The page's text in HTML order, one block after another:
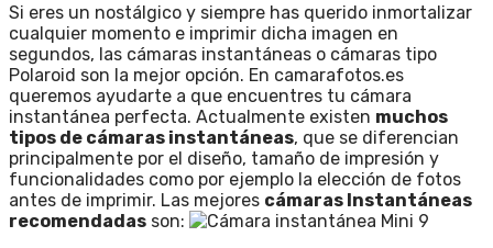
Si eres un nostálgico y siempre has querido inmortalizar
cualquier momento e imprimir dicha imagen en
segundos, las cámaras instantáneas o cámaras tipo
Polaroid son la mejor opción. En camarafotos.es
queremos ayudarte a que encuentres tu cámara
instantánea perfecta. Actualmente existen muchos
tipos de cámaras instantáneas, que se diferencian
principalmente por el diseño, tamaño de impresión y
funcionalidades como por ejemplo la elección de fotos
antes de imprimir. Las mejores cámaras Instantáneas
recomendadas son: